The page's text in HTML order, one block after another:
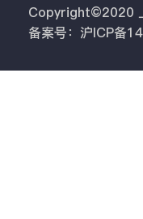
Copyright©2020
备案号：沪ICP备